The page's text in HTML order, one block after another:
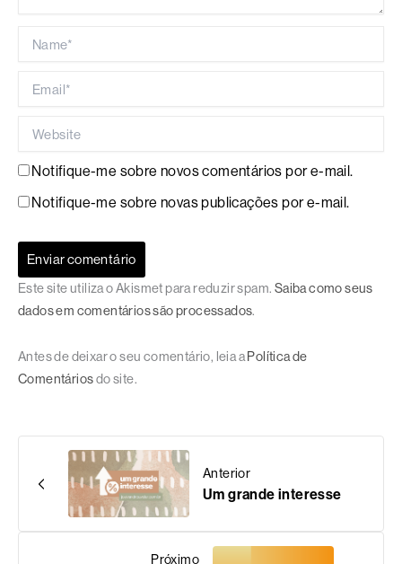
Notifique-me sobre novos comentários por e-mail.
Notifique-me sobre novas publicações por e-mail.
Este site utiliza o Akismet para reduzir spam. Saiba como seus
dados em comentários são processados.
Antes de deixar o seu comentário, leia a Política de
Comentáriosdo site.
Anterior
Um grande interesse
Próximo